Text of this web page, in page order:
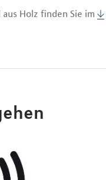
Holz finden Sie im